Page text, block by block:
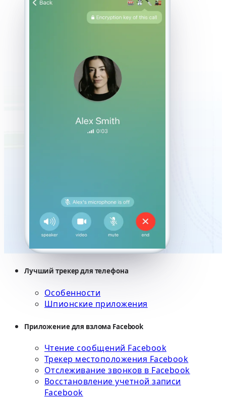
Лучший трекер для телефона
Особенности
Шпионские приложения
Приложение для взлома Facebook
Чтение сообщений Facebook
Трекер местоположения Facebook
Отслеживание звонков в Facebook
Восстановление учетной записи
Facebook